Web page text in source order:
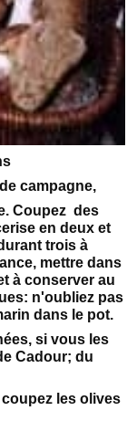
campagne,
Coupez des
en deux et
trois à
mettre dans
à conserver au
n'oubliez pas
dans le pot.
si vous les
Cadour; du
les olives